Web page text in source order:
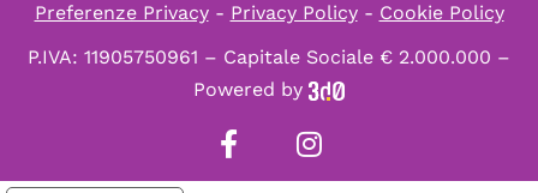
Preferenze Privacy- Privacy Policy- Cookie Policy
P.IVA: 11905750961 – Capitale Sociale € 2.000.000 –
Powered by